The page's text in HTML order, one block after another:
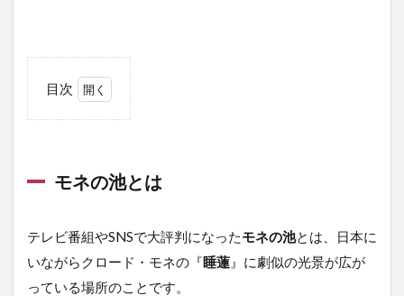
目次
池
1.1
動画
で楽
モネの池とは
テレビ番組やSNSで大評判になったモネの池とは、日本に
いながらクロード・モネの『睡蓮 』に劇似の光景が広が
っている場所のことです。